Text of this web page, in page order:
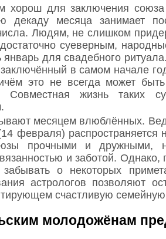
хорош для заключения
декаду месяца занимает
Людям, не слишком
суеверным,
для свадебного
в самом начале
это не всегда может
Совместная жизнь таких
месяцем влюблённых.
февраля) распространяется
прочными и дружными,
и заботой. Однако,
о некоторых
астрологов позволяют
счастливую
молодожёнам